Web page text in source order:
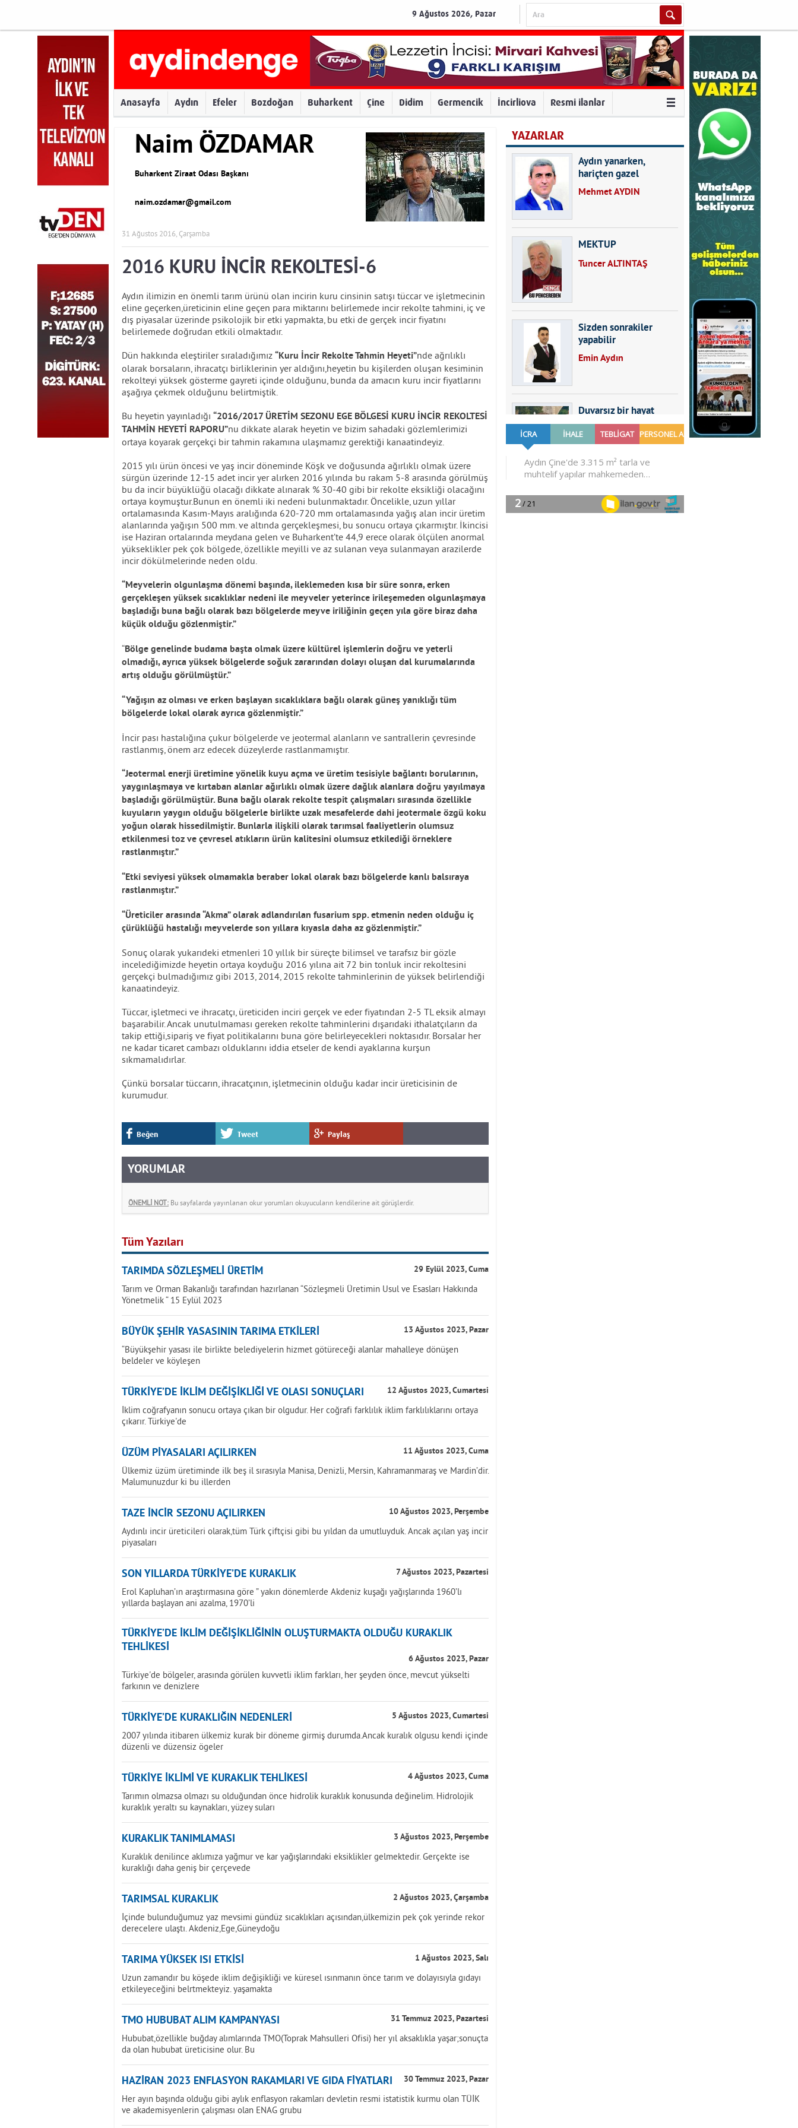
9 Ağustos 2026, Pazar
Anasayfa Aydın Efeler Bozdoğan Buharkent Çine Didim Germencik İncirliova Resmi ilanlar
Naim ÖZDAMAR
Buharkent Ziraat Odası Başkanı
naim.ozdamar@gmail.com
31 Ağustos 2016, Çarşamba
2016 KURU İNCİR REKOLTESİ-6
Aydın ilimizin en önemli tarım ürünü olan incirin kuru cinsinin satışı tüccar ve işletmecinin
eline geçerken,üreticinin eline geçen para miktarını belirlemede incir rekolte tahmini, iç ve
dış piyasalar üzerinde psikolojik bir etki yapmakta, bu etki de gerçek incir fiyatını
belirlemede doğrudan etkili olmaktadır.
Dün hakkında eleştiriler sıraladığımız “Kuru İncir Rekolte Tahmin Heyeti”nde ağrılıklı
olarak borsaların, ihracatçı birliklerinin yer aldığını,heyetin bu kişilerden oluşan kesiminin
rekolteyi yüksek gösterme gayreti içinde olduğunu, bunda da amacın kuru incir fiyatlarını
aşağıya çekmek olduğunu belirtmiştik.
Bu heyetin yayınladığı “2016/2017 ÜRETİM SEZONU EGE BÖLGESİ KURU İNCİR REKOLTESİ
TAHMİN HEYETİ RAPORU”nu dikkate alarak heyetin ve bizim sahadaki gözlemlerimizi
ortaya koyarak gerçekçi bir tahmin rakamına ulaşmamız gerektiği kanaatindeyiz.
2015 yılı ürün öncesi ve yaş incir döneminde Köşk ve doğusunda ağırlıklı olmak üzere
sürgün üzerinde 12-15 adet incir yer alırken 2016 yılında bu rakam 5-8 arasında görülmüş
bu da incir büyüklüğü olacağı dikkate alınarak % 30-40 gibi bir rekolte eksikliği olacağını
ortaya koymuştur.Bunun en önemli iki nedeni bulunmaktadır. Öncelikle, uzun yıllar
ortalamasında Kasım-Mayıs aralığında 620-720 mm ortalamasında yağış alan incir üretim
alanlarında yağışın 500 mm. ve altında gerçekleşmesi, bu sonucu ortaya çıkarmıştır. İkincisi
ise Haziran ortalarında meydana gelen ve Buharkent’te 44,9 erece olarak ölçülen anormal
yükseklikler pek çok bölgede, özellikle meyilli ve az sulanan veya sulanmayan arazilerde
incir dökülmelerinde neden oldu.
“Meyvelerin olgunlaşma dönemi başında, ileklemeden kısa bir süre sonra, erken
gerçekleşen yüksek sıcaklıklar nedeni ile meyveler yeterince irileşemeden olgunlaşmaya
başladığı buna bağlı olarak bazı bölgelerde meyve iriliğinin geçen yıla göre biraz daha
küçük olduğu gözlenmiştir.”
“Bölge genelinde budama başta olmak üzere kültürel işlemlerin doğru ve yeterli
olmadığı, ayrıca yüksek bölgelerde soğuk zararından dolayı oluşan dal kurumalarında
artış olduğu görülmüştür.”
“Yağışın az olması ve erken başlayan sıcaklıklara bağlı olarak güneş yanıklığı tüm
bölgelerde lokal olarak ayrıca gözlenmiştir.”
İncir pası hastalığına çukur bölgelerde ve jeotermal alanların ve santrallerin çevresinde
rastlanmış, önem arz edecek düzeylerde rastlanmamıştır.
“Jeotermal enerji üretimine yönelik kuyu açma ve üretim tesisiyle bağlantı borularının,
yaygınlaşmaya ve kırtaban alanlar ağırlıklı olmak üzere dağlık alanlara doğru yayılmaya
başladığı görülmüştür. Buna bağlı olarak rekolte tespit çalışmaları sırasında özellikle
kuyuların yaygın olduğu bölgelerle birlikte uzak mesafelerde dahi jeotermale özgü koku
yoğun olarak hissedilmiştir. Bunlarla ilişkili olarak tarımsal faaliyetlerin olumsuz
etkilenmesi toz ve çevresel atıkların ürün kalitesini olumsuz etkilediği örneklere
rastlanmıştır.”
“Etki seviyesi yüksek olmamakla beraber lokal olarak bazı bölgelerde kanlı balsıraya
rastlanmıştır.”
“Üreticiler arasında “Akma” olarak adlandırılan fusarium spp. etmenin neden olduğu iç
çürüklüğü hastalığı meyvelerde son yıllara kıyasla daha az gözlenmiştir.”
Sonuç olarak yukarıdeki etmenleri 10 yıllık bir süreçte bilimsel ve tarafsız bir gözle
incelediğimizde heyetin ortaya koyduğu 2016 yılına ait 72 bin tonluk incir rekoltesini
gerçekçi bulmadığımız gibi 2013, 2014, 2015 rekolte tahminlerinin de yüksek belirlendiği
kanaatindeyiz.
Tüccar, işletmeci ve ihracatçı, üreticiden inciri gerçek ve eder fiyatından 2-5 TL eksik almayı
başarabilir. Ancak unutulmaması gereken rekolte tahminlerini dışarıdaki ithalatçıların da
takip ettiği,sipariş ve fiyat politikalarını buna göre belirleyecekleri noktasıdır. Borsalar her
ne kadar ticaret cambazı olduklarını iddia etseler de kendi ayaklarına kurşun
sıkmamalıdırlar.
Çünkü borsalar tüccarın, ihracatçının, işletmecinin olduğu kadar incir üreticisinin de
kurumudur.
Beğen Tweet Paylaş
YORUMLAR
ÖNEMLİ NOT: Bu sayfalarda yayınlanan okur yorumları okuyucuların kendilerine ait görüşlerdir.
Tüm Yazıları
TARIMDA SÖZLEŞMELİ ÜRETİM 29 Eylül 2023, Cuma
Tarım ve Orman Bakanlığı tarafından hazırlanan “Sözleşmeli Üretimin Usul ve Esasları Hakkında
Yönetmelik “ 15 Eylül 2023
BÜYÜK ŞEHİR YASASININ TARIMA ETKİLERİ 13 Ağustos 2023, Pazar
“Büyükşehir yasası ile birlikte belediyelerin hizmet götüreceği alanlar mahalleye dönüşen
beldeler ve köyleşen
TÜRKİYE’DE İKLİM DEĞİŞİKLİĞİ VE OLASI SONUÇLARI 12 Ağustos 2023, Cumartesi
İklim coğrafyanın sonucu ortaya çıkan bir olgudur. Her coğrafi farklılık iklim farklılıklarını ortaya
çıkarır. Türkiye'de
ÜZÜM PİYASALARI AÇILIRKEN 11 Ağustos 2023, Cuma
Ülkemiz üzüm üretiminde ilk beş il sırasıyla Manisa, Denizli, Mersin, Kahramanmaraş ve Mardin’dir.
Malumunuzdur ki bu illerden
TAZE İNCİR SEZONU AÇILIRKEN 10 Ağustos 2023, Perşembe
Aydınlı incir üreticileri olarak,tüm Türk çiftçisi gibi bu yıldan da umutluyduk. Ancak açılan yaş incir
piyasaları
SON YILLARDA TÜRKİYE’DE KURAKLIK 7 Ağustos 2023, Pazartesi
Erol Kapluhan’ın araştırmasına göre ” yakın dönemlerde Akdeniz kuşağı yağışlarında 1960’lı
yıllarda başlayan ani azalma, 1970’li
TÜRKİYE’DE İKLİM DEĞİŞİKLİĞİNİN OLUŞTURMAKTA OLDUĞU KURAKLIK
TEHLİKESİ
6 Ağustos 2023, Pazar
Türkiye'de bölgeler, arasında görülen kuvvetli iklim farkları, her şeyden önce, mevcut yükselti
farkının ve denizlere
TÜRKİYE’DE KURAKLIĞIN NEDENLERİ 5 Ağustos 2023, Cumartesi
2007 yılında itibaren ülkemiz kurak bir döneme girmiş durumda.Ancak kuralık olgusu kendi içinde
düzenli ve düzensiz ögeler
TÜRKİYE İKLİMİ VE KURAKLIK TEHLİKESİ 4 Ağustos 2023, Cuma
Tarımın olmazsa olmazı su olduğundan önce hidrolik kuraklık konusunda değinelim. Hidrolojik
kuraklık yeraltı su kaynakları, yüzey suları
KURAKLIK TANIMLAMASI 3 Ağustos 2023, Perşembe
Kuraklık denilince aklımıza yağmur ve kar yağışlarındaki eksiklikler gelmektedir. Gerçekte ise
kuraklığı daha geniş bir çerçevede
TARIMSAL KURAKLIK 2 Ağustos 2023, Çarşamba
İçinde bulunduğumuz yaz mevsimi gündüz sıcaklıkları açısından,ülkemizin pek çok yerinde rekor
derecelere ulaştı. Akdeniz,Ege,Güneydoğu
TARIMA YÜKSEK ISI ETKİSİ 1 Ağustos 2023, Salı
Uzun zamandır bu köşede iklim değişikliği ve küresel ısınmanın önce tarım ve dolayısıyla gıdayı
etkileyeceğini belrtmekteyiz. yaşamakta
TMO HUBUBAT ALIM KAMPANYASI 31 Temmuz 2023, Pazartesi
Hububat,özellikle buğday alımlarında TMO(Toprak Mahsulleri Ofisi) her yıl aksaklıkla yaşar;sonuçta
da olan hububat üreticisine olur. Bu
HAZİRAN 2023 ENFLASYON RAKAMLARI VE GIDA FİYATLARI 30 Temmuz 2023, Pazar
Her ayın başında olduğu gibi aylık enflasyon rakamları devletin resmi istatistik kurmu olan TÜİK
ve akademisyenlerin çalışması olan ENAG grubu
YAZARLAR
Aydın yanarken,
hariçten gazel
okuyarak kalpleri de
Mehmet AYDIN
MEKTUP
Tuncer ALTINTAŞ
Sizden sonrakiler
yapabilir
Emin Aydın
Duvarsız bir hayat
Furkan SARICA
GÜNDEMDE NELER
OLMALI?